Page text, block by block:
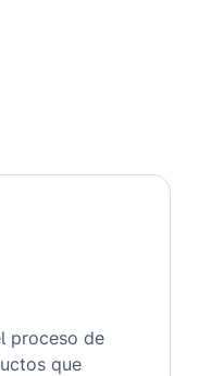
proceso de
que